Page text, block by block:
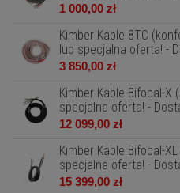
1 000,00 zł
Kimber Kable 8TC
lub specjalna oferta! -
3 850,00 zł
Kimber Kable Bifocal-X
specjalna oferta! -
12 099,00 zł
Kimber Kable Bifocal-
specjalna oferta! -
15 399,00 zł